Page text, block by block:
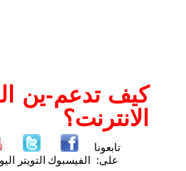
كيف تدعم-ين
الانترنت؟
تابعونا
على: الفيسبوك التويتر